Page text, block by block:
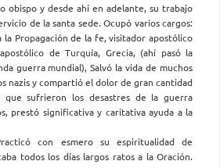
obispo y desde ahí en adelante, su trabajo
de la santa sede. Ocupó varios cargos:
la Propagación de la fe, visitador apostólico
de Turquía, Grecia, (ahí pasó la
guerra mundial), Salvó la vida de muchos
nazis y compartió el dolor de gran cantidad
que sufrieron los desastres de la guerra
prestó significativa y caritativa ayuda a la
con esmero su espiritualidad de
todos los días largos ratos a la Oración.